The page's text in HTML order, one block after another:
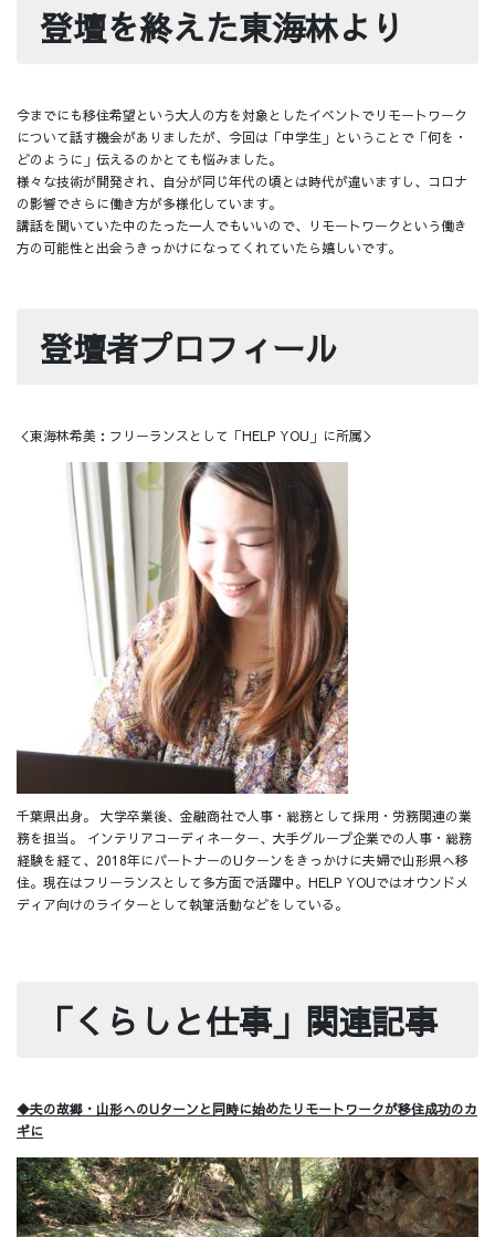
登壇を終えた東海林より
今までにも移住希望という大人の方を対象としたイベントでリモートワーク
について話す機会がありましたが、今回は「中学生」ということで「何を・
どのように」伝えるのかとても悩みました。
様々な技術が開発され、自分が同じ年代の頃とは時代が違いますし、コロナ
の影響でさらに働き方が多様化しています。
講話を聞いていた中のたった一人でもいいので、リモートワークという働き
方の可能性と出会うきっかけになってくれていたら嬉しいです。
登壇者プロフィール
＜東海林希美：フリーランスとして「HELP YOU」に所属＞
千葉県出身。 大学卒業後、金融商社で人事・総務として採用・労務関連の業
務を担当。 インテリアコーディネーター、大手グループ企業での人事・総務
経験を経て、2018年にパートナーのUターンをきっかけに夫婦で山形県へ移
住。現在はフリーランスとして多方面で活躍中。HELP YOUではオウンドメ
ディア向けのライターとして執筆活動などをしている。
「くらしと仕事」関連記事
◆夫の故郷・山形へのUターンと同時に始めたリモートワークが移住成功のカ
ギに